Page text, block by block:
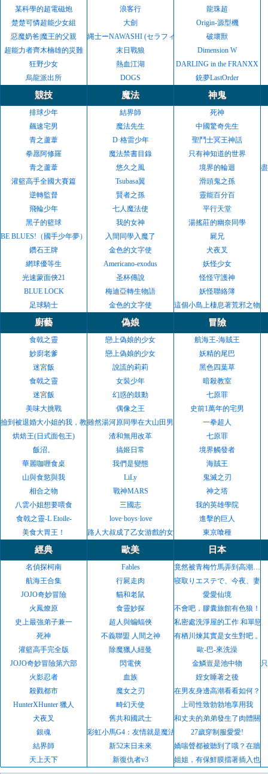
某科學的超電磁炮
楚楚可憐超能少女組
惡魔奶爸|魔王的父親
超能力者齊木楠雄的災難
狂野少女
烏龍派出所
浪客行
大劍
縄士ーNAWASHI (セラフィンコミックス)
末日戰狼
熱血江湖
DOGS
龍珠超
Origin-源型機
破壞獸
Dimension W
DARLING in the FRANXX
銃夢LastOrder
競技
排球少年
飆速宅男
青之蘆葦
拳愿阿修羅
青之蘆葦
灌籃高手全國大賽篇
逆轉監督
飛輪少年
黑子的籃球
BE BLUES!（國手少年夢）
鑽石王牌
網球優等生
光速蒙面俠21
BLUE LOCK
足球騎士
魔法
結界師
魔法先生
D·格雷少年
魔法禁書目錄
悠久之風
Tsubasa翼
賢者之孫
七人魔法使
我的女神
入間同學入魔了
金色的文字使
Americano-exodus
圣杯傳說
梅迪亞轉生物語
金色的文字使
神鬼
死神
中國驚奇先生
聖鬥士冥王神話
只有神知道的世界
境界的輪迴
滑頭鬼之孫
靈能百分百
平行天堂
湯搖莊的幽奈同學
屍兄
犬夜叉
妖怪少女
怪怪守護神
妖怪聯絡簿
這個小島上棲息著荒邪之物
廚藝
食戟之靈
妙廚老爹
迷宮飯
食戟之靈
迷宮飯
美味大挑戰
撿到被退婚大小姐的我，教會她做壞壞的事
烘焙王(日式面包王)
飯沼。
華麗咖喱食桌
山與食慾與我
相合之物
八雲小姐想要喂食
食戟之靈-L Etoile-
美食大胃王！
偽娘
戀上偽娘的少女
戀上偽娘的少女
說謊的莉莉
女裝少年
幻惑的鼓動
偶像之王
雖然湯河原同學在大山田男子高中認真思考了受歡迎的
渣和無用改革
搞姬日常
我們是變態
LiLy
戰神MARS
三國志
love·boys·love
路人大叔成了乙女游戲的女主角
冒險
航海王-海賊王
妖精的尾巴
黑色四葉草
暗殺教室
七原罪
史前1萬年的宅男
一拳超人
七原罪
境界觸發者
海賊王
鬼滅之刃
神之塔
我的英雄學院
進擊的巨人
東京喰種
經典
名偵探柯南
航海王合集
JOJO奇妙冒險
火鳳燎原
史上最強弟子兼一
死神
灌籃高手完全版
JOJO奇妙冒險第六部
火影忍者
殺戮都市
HunterXHunter 獵人
犬夜叉
銀魂
結界師
天上天下
歐美
Fables
行屍走肉
貓和老鼠
食靈妙探
超人與蝙蝠俠
不義聯盟 人間之神
除魔獵人紐曼
閃電俠
血族
魔女之刃
畸幻天使
舊共和國武士
彩虹小馬G4：友情就是魔法
新52末日未來
新復仇者v3
日本
竟然被青梅竹馬弄到高潮…
寝取りエステで、今夜、妻
愛愛仙境
不會吧，膠囊旅館有色狼！？
私密處洗淨屋的工作 和單戀
有栖川煉其實是女生對吧 。
歐-巴-來洗澡
金鱗豈是池中物
姪女睡著之後
在男友身邊高潮看看如何？
上司性致勃勃地享用我
和丈夫的弟弟發生了肉體關
27歲穿制服愛愛!
嬌喘聲都被聽到了哦？在牆
姐姐，有保鮮膜擋著插入也